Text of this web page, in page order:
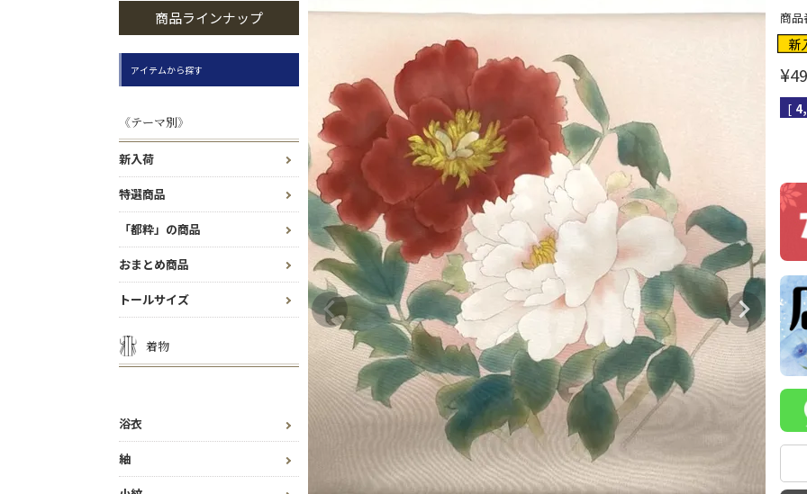
商品ラインナップ
アイテムから探す
《テーマ別》
新入荷
特選商品
「都粋」の商品
おまとめ商品
トールサイズ
着物
浴衣
紬
商品
新
¥
[